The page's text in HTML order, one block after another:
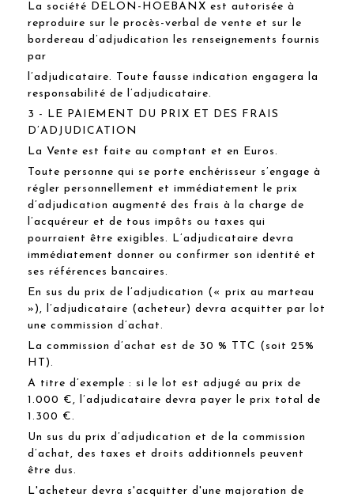
La société DELON-HOEBANX est autorisée à
reproduire sur le procès-verbal de vente et sur le
bordereau d’adjudication les renseignements fournis
par
l’adjudicataire. Toute fausse indication engagera la
responsabilité de l’adjudicataire.
3 - LE PAIEMENT DU PRIX ET DES FRAIS
D’ADJUDICATION
La Vente est faite au comptant et en Euros.
Toute personne qui se porte enchérisseur s’engage à
régler personnellement et immédiatement le prix
d’adjudication augmenté des frais à la charge de
l’acquéreur et de tous impôts ou taxes qui
pourraient être exigibles. L’adjudicataire devra
immédiatement donner ou confirmer son identité et
ses références bancaires.
En sus du prix de l’adjudication (« prix au marteau
»), l’adjudicataire (acheteur) devra acquitter par lot
une commission d’achat.
La commission d’achat est de 30 % TTC (soit 25%
HT).
A titre d’exemple : si le lot est adjugé au prix de
1.000 €, l’adjudicataire devra payer le prix total de
1.300 €.
Un sus du prix d’adjudication et de la commission
d’achat, des taxes et droits additionnels peuvent
être dus.
L'acheteur devra s'acquitter d'une majoration de